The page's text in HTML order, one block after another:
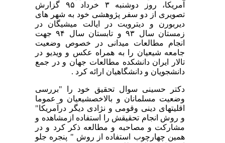
آمریکا، روز دوشنبه ۳ خرداد ۹۵ گزارش
تصویری از دو سفر پژوهشی خود به شهر های
دیربورن و دیترویت در ایالت میشیگان در
زمستان سال ۹۳ و تابستان سال ۹۴ جهت
انجام مطالعات میدانی در خصوص وضعیت
جامعه شیعیان را به همراه عکس و ویدیو در
تالار ایران دانشکده مطالعات جهان و در جمع
دانشجویان و دانشگاهیان ارائه کرد .
دکتر حسینی سوال تحقیق خود را "بررسی
وضعیت مسلمانان و بالاخصشیعیان و عموما
اقلیتهای دینی وقومی و نژادی دیگر درآمریکا"
و روش انجام تحقیقش را استفاده ازمشاهده و
مشارکت و مصاحبه و مطالعه ذکر کرد و در
همین چهارچوب استفاده از روش " پنجره جلو